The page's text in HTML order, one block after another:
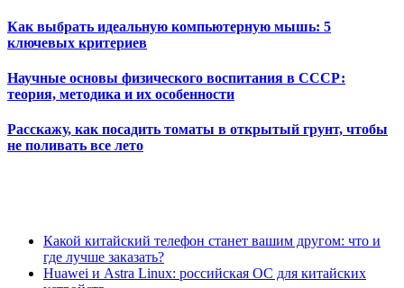
Как выбрать идеальную компьютерную мышь: 5
ключевых критериев
Научные основы физического воспитания в СССР:
теория, методика и их особенности
Расскажу, как посадить томаты в открытый грунт, чтобы
не поливать все лето
Какой китайский телефон станет вашим другом: что и
где лучше заказать?
Huawei и Astra Linux: российская ОС для китайских